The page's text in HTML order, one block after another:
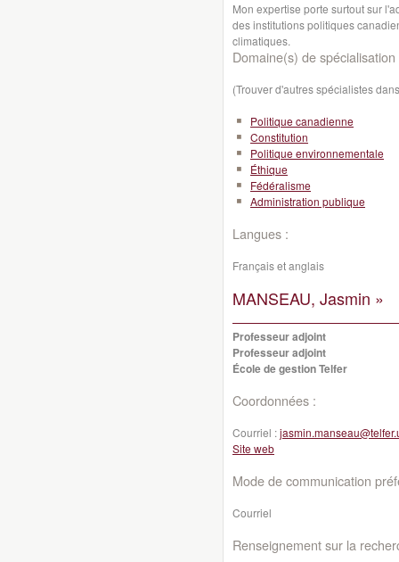
Mon expertise porte surtout sur
des institutions politiques
climatiques.
Domaine(s) de spécialisation
(Trouver d'autres spécialistes
Politique canadienne
Constitution
Politique environnementale
Éthique
Fédéralisme
Administration publique
Langues :
Français et anglais
MANSEAU, Jasmin »
Professeur adjoint
Professeur adjoint
École de gestion Telfer
Coordonnées :
Courriel :
Site web
Mode de communication
Courriel
Renseignement sur la